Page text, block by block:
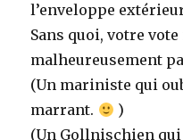
l’enveloppe
Sans quoi, votre vote
malheureusement
(Un mariniste qui
marrant.
)
(Un Gollnischien qui